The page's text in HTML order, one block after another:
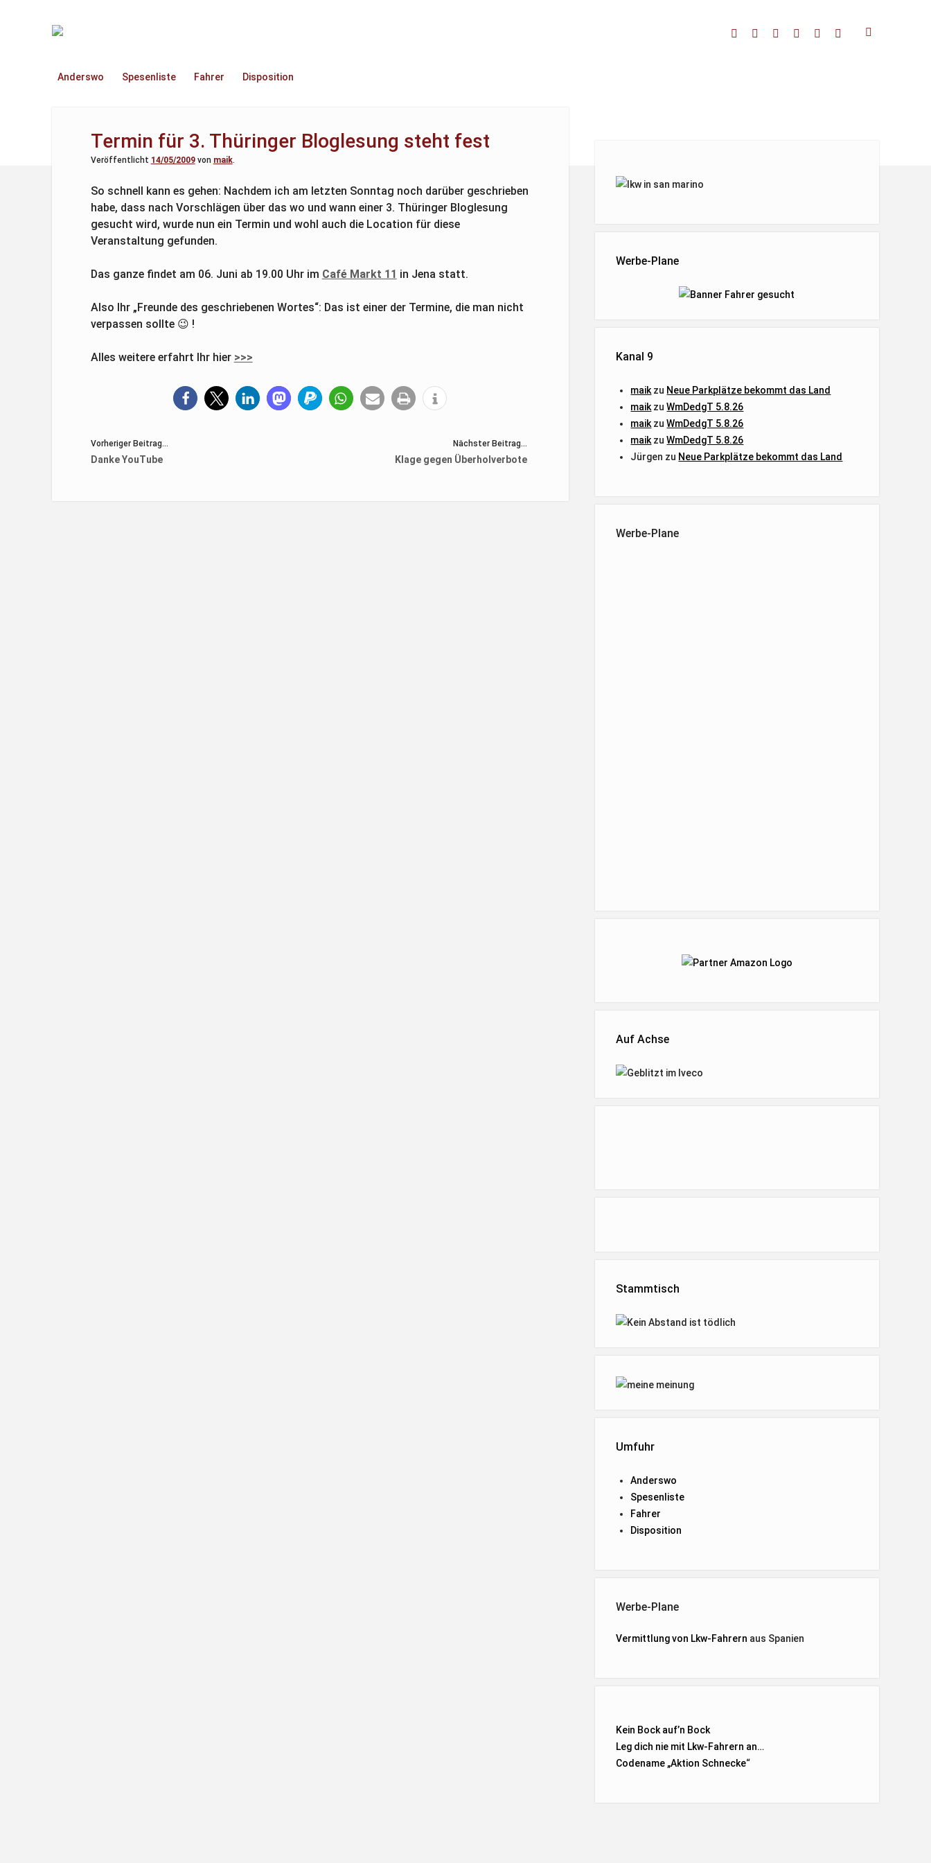
TruckOnline.de facebookthreadslinkedinyoutube
rss amazon
Anderswo Spesenliste Fahrer Disposition
Termin für 3. Thüringer Bloglesung steht fest
Veröffentlicht 14/05/2009von maik.
So schnell kann es gehen: Nachdem ich am letzten Sonntag noch darüber geschrieben
habe, dass nach Vorschlägen über das wo und wann einer 3. Thüringer Bloglesung
gesucht wird, wurde nun ein Termin und wohl auch die Location für diese
Veranstaltung gefunden.
Das ganze findet am 06. Juni ab 19.00 Uhr im Café Markt 11 in Jena statt.
Also Ihr „Freunde des geschriebenen Wortes“: Das ist einer der Termine, die man nicht
verpassen sollte 😉 !
Alles weitere erfahrt Ihr hier >>>
Vorheriger Beitrag...
Danke YouTube
Nächster Beitrag...
Klage gegen Überholverbote
Werbe-Plane
Kanal 9
maik zu Neue Parkplätze bekommt das Land
maik zuWmDedgT 5.8.26
maik zuWmDedgT 5.8.26
maik zuWmDedgT 5.8.26
Jürgen zu Neue Parkplätze bekommt das Land
Werbe-Plane
Auf Achse
Stammtisch
Umfuhr
Anderswo
Spesenliste
Fahrer
Disposition
Werbe-Plane
Vermittlung von Lkw-Fahrern aus Spanien
Kein Bock auf’n Bock
Leg dich nie mit Lkw-Fahrern an…
Codename „Aktion Schnecke“